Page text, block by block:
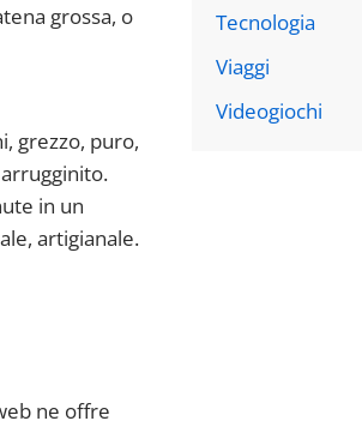
grossa, o
grezzo, puro,
in un
artigianale.
ne offre
Tecnologia
Viaggi
Videogiochi